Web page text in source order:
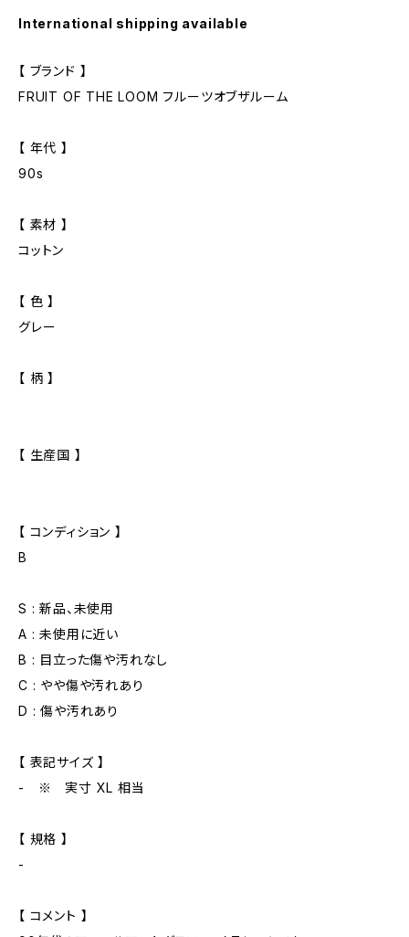
International shipping available
【 ブランド 】
FRUIT OF THE LOOM フルーツオブザルーム
【 年代 】
90s
【 素材 】
コットン
【 色 】
グレー
【 柄 】
【 生産国 】
【 コンディション 】
B
S : 新品、未使用
A : 未使用に近い
B : 目立った傷や汚れなし
C : やや傷や汚れあり
D : 傷や汚れあり
【 表記サイズ 】
- ※ 実寸 XL 相当
【 規格 】
-
【 コメント 】